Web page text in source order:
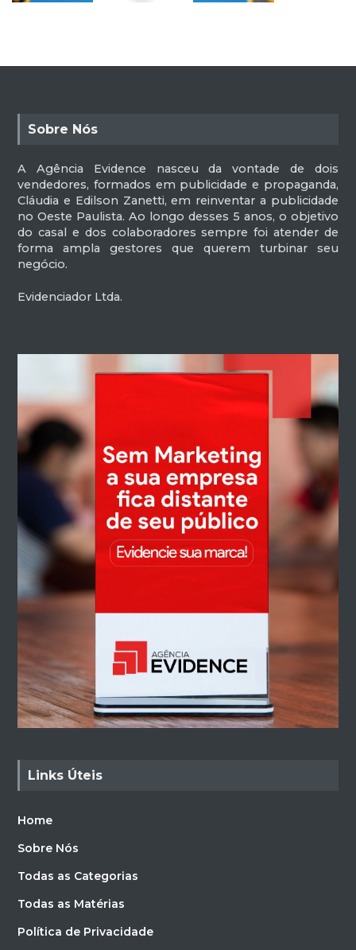
Sobre Nós
A Agência Evidence nasceu da vontade de dois
vendedores, formados em publicidade e propaganda,
Cláudia e Edilson Zanetti, em reinventar a publicidade
no Oeste Paulista. Ao longo desses 5 anos, o objetivo
do casal e dos colaboradores sempre foi atender de
forma ampla gestores que querem turbinar seu
negócio.
Evidenciador Ltda.
Links Úteis
Home
Sobre Nós
Todas as Categorias
Todas as Matérias
Política de Privacidade